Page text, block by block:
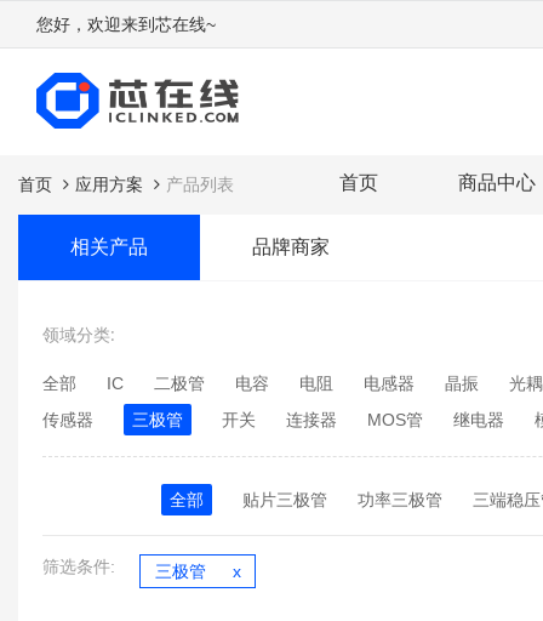
您好，欢迎来到芯在线~
首页 商品中心
首页 应用方案 产品列表
相关产品 品牌商家
领域分类:
全部 IC 二极管 电容 电阻 电感器 晶振
光耦
传感器
三极管 开关 连接器 MOS管 继电器
全部 贴片三极管 功率三极管 三端稳
筛选条件: 三极管